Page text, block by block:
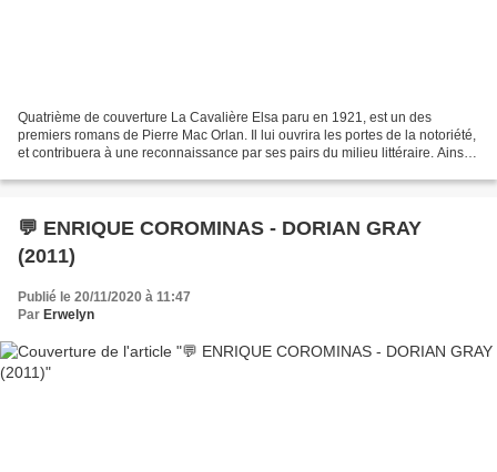
Quatrième de couverture La Cavalière Elsa paru en 1921, est un des
premiers romans de Pierre Mac Orlan. Il lui ouvrira les portes de la notoriété,
et contribuera à une reconnaissance par ses pairs du milieu littéraire. Ainsi,
💬 ENRIQUE COROMINAS - DORIAN GRAY
(2011)
Publié le 20/11/2020 à 11:47
Par Erwelyn